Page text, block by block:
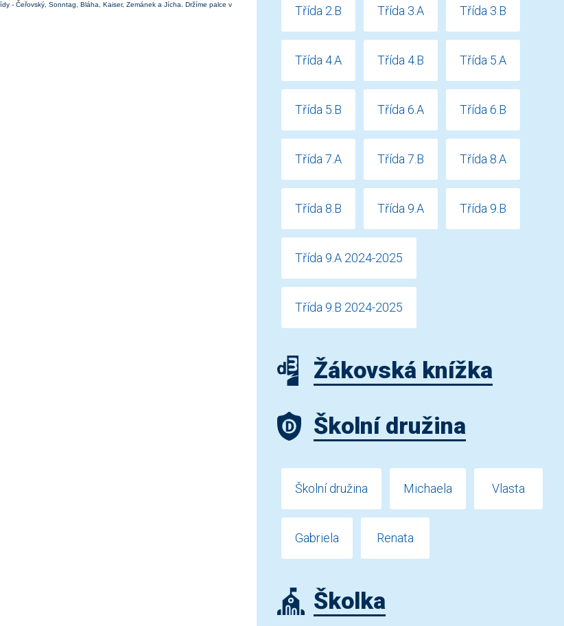
- Čeřovský, Sonntag, Bláha, Kaiser, Zemánek a Jícha. Držíme palce v Třída 2.B Třída 3.A Třída 3.B
Třída 4.A Třída 4.B Třída 5.A
Třída 5.B Třída 6.A Třída 6.B
Třída 7.A Třída 7.B Třída 8.A
Třída 8.B Třída 9.A Třída 9.B
Třída 9.A 2024-2025
Třída 9.B 2024-2025
Žákovská knížka
Školní družina
Školní družina Michaela Vlasta
Gabriela Renata
Školka